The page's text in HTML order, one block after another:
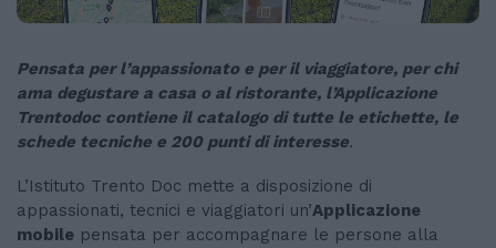
Pensata per l’appassionato e per il viaggiatore, per chi
ama degustare a casa o al ristorante, l’Applicazione
Trentodoc contiene il catalogo di tutte le etichette, le
schede tecniche e 200 punti di interesse.
L’Istituto Trento Doc mette a disposizione di
appassionati, tecnici e viaggiatori un’Applicazione
mobile pensata per accompagnare le persone alla